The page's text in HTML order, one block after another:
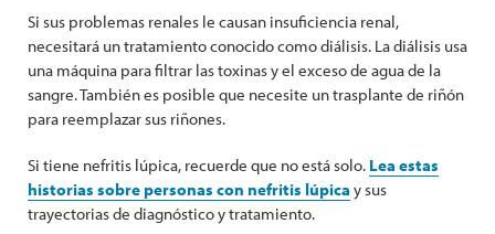
Si sus problemas renales le causan insuficiencia renal,
necesitará un tratamiento conocido como diálisis. La diálisis usa
una máquina para filtrar las toxinas y el exceso de agua de la
sangre. También es posible que necesite un trasplante de riñón
para reemplazar sus riñones.
Si tiene nefritis lúpica, recuerde que no está solo. Lea estas
historias sobre personas con nefritis lúpica y sus
trayectorias de diagnóstico y tratamiento.